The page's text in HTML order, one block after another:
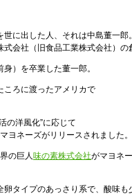
世に出した人、それは中島董一郎
式会社（旧食品工業株式会社）の
）を卒業した董一郎。
ころに渡ったアメリカで
の洋風化”に応じて
ヨネーズがリリースされました。
の巨人味の素株式会社がマヨネ
卵タイプのあっさり系で、酸味も